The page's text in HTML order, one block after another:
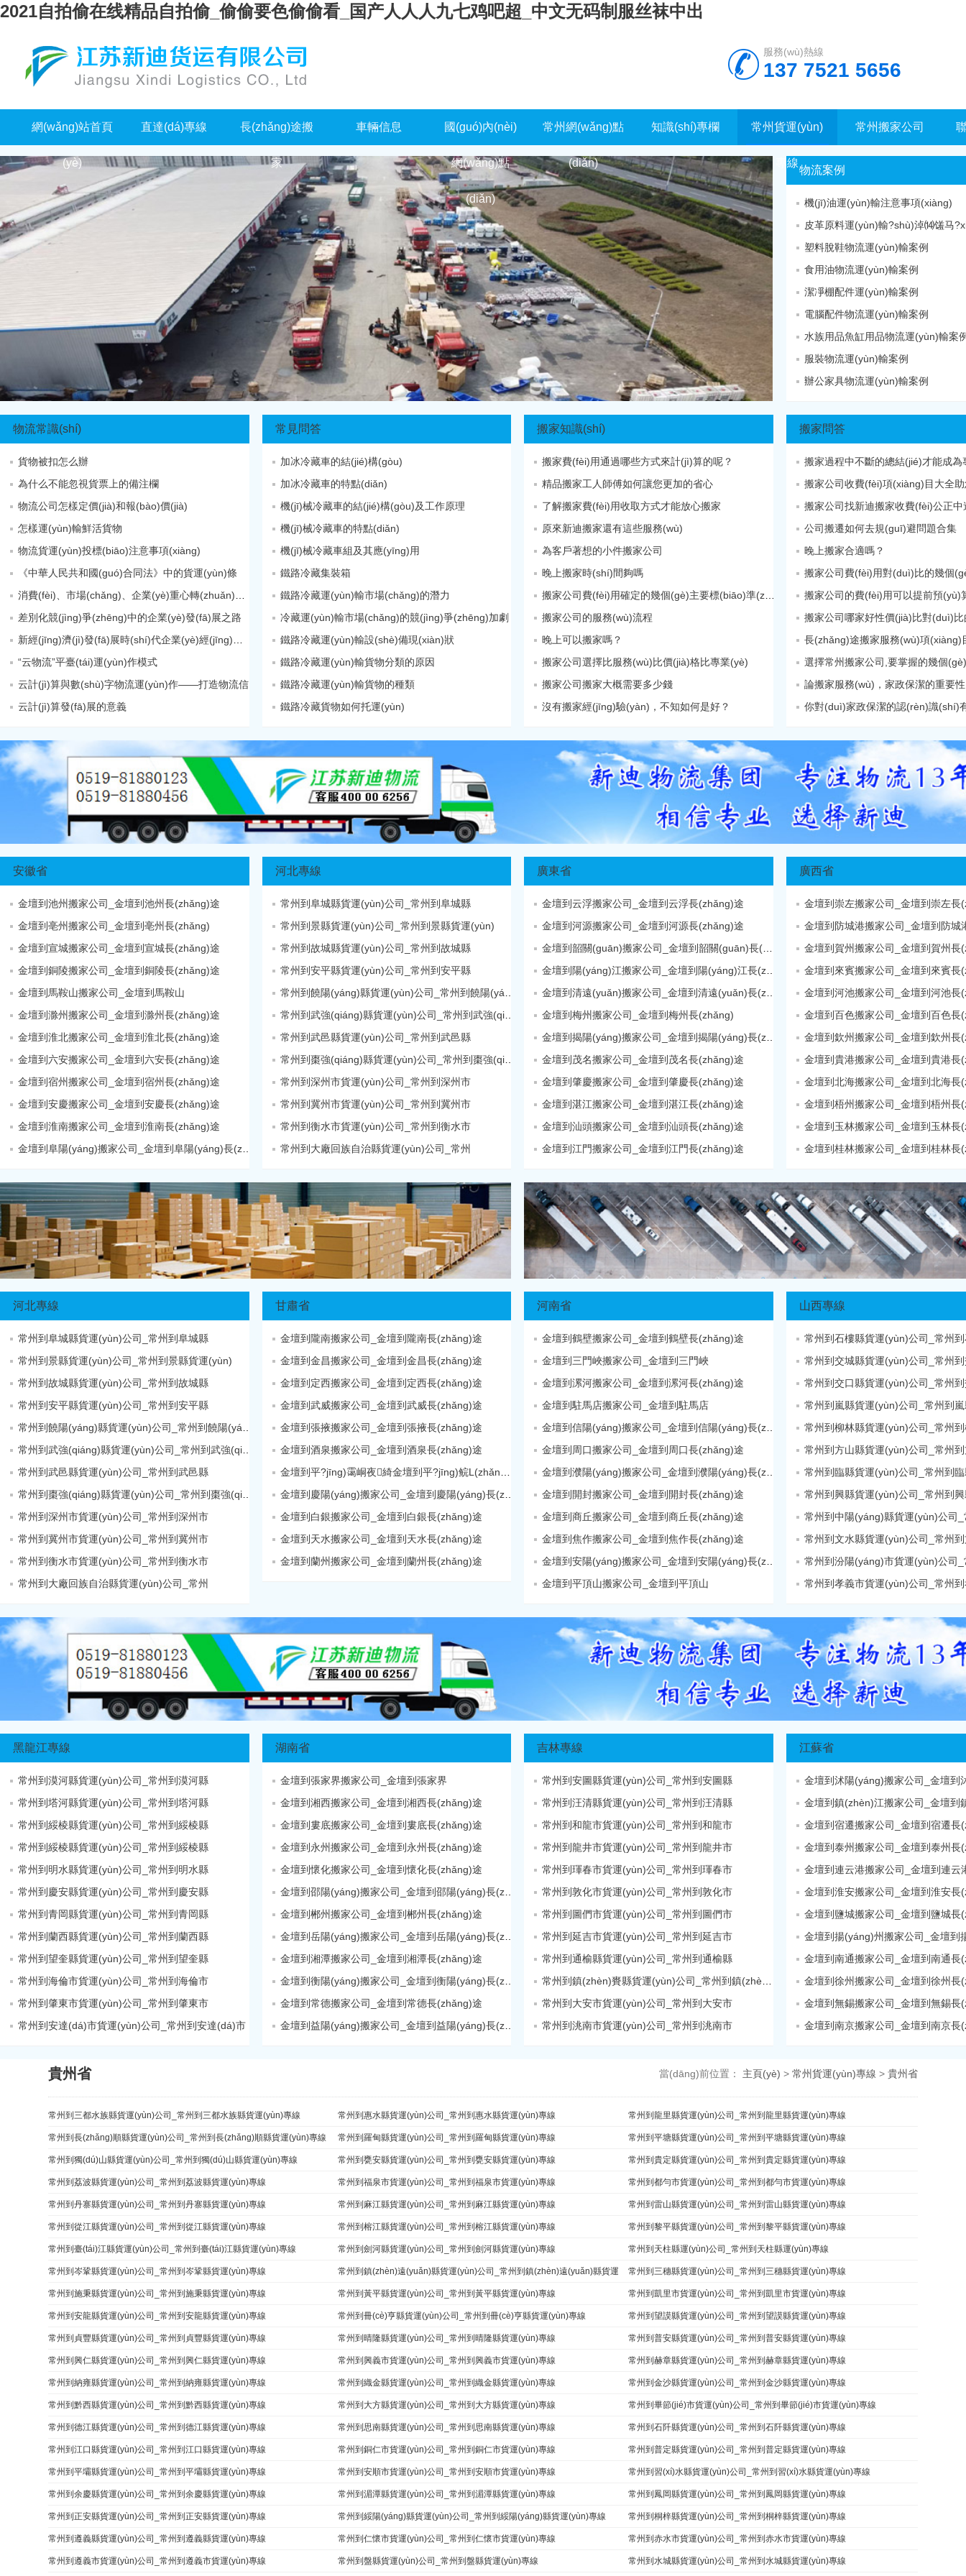
2021自拍偷在线精品自拍偷_偷偷要色偷偷看_国产人人人九七鸡吧超_中文无码制服丝袜中出
服務(wù)熱線
137 7521 5656
網(wǎng)站首頁
(yè)
直達(dá)專線 長(zhǎng)途搬
家
車輛信息 國(guó)內(nèi)
網(wǎng)點
(diǎn)
常州網(wǎng)點
(diǎn)
知識(shí)專欄 常州貨運(yùn)
專線
常州搬家公司
物流案例
機(jī)油運(yùn)輸注意事項(xiàng)
皮革原料運(yùn)輸?shù)淖⒁馐马
塑料脫鞋物流運(yùn)輸案例
食用油物流運(yùn)輸案例
潔凈棚配件運(yùn)輸案例
電腦配件物流運(yùn)輸案例
水族用品魚缸用品物流運(yùn)輸案
服裝物流運(yùn)輸案例
辦公家具物流運(yùn)輸案例
物流常識(shí)
貨物被扣怎么辦
為什么不能忽視貨票上的備注欄
物流公司怎樣定價(jià)和報(bào)價(jià)
怎樣運(yùn)輸鮮活貨物
物流貨運(yùn)投標(biāo)注意事項(xiàng)
《中華人民共和國(guó)合同法》中的貨運(yùn)條
差別化競(jìng)爭(zhēng)中的企業(yè)發(fā)展之路
“云物流”平臺(tái)運(yùn)作模式
云計(jì)算與數(shù)字物流運(yùn)作——打造物流信
云計(jì)算發(fā)展的意義
常見問答
加冰冷藏車的結(jié)構(gòu)
加冰冷藏車的特點(diǎn)
機(jī)械冷藏車的結(jié)構(gòu)及工作原理
機(jī)械冷藏車的特點(diǎn)
機(jī)械冷藏車組及其應(yīng)用
鐵路冷藏集裝箱
鐵路冷藏運(yùn)輸市場(chǎng)的潛力
冷藏運(yùn)輸市場(chǎng)的競(jìng)爭(zhēng)加劇
鐵路冷藏運(yùn)輸設(shè)備現(xiàn)狀
鐵路冷藏運(yùn)輸貨物分類的原因
鐵路冷藏運(yùn)輸貨物的種類
鐵路冷藏貨物如何托運(yùn)
搬家知識(shí)
搬家費(fèi)用通過哪些方式來計(jì)算的呢？
精品搬家工人師傅如何讓您更加的省心
了解搬家費(fèi)用收取方式才能放心搬家
原來新迪搬家還有這些服務(wù)
為客戶著想的小件搬家公司
晚上搬家時(shí)間夠嗎
搬家公司的服務(wù)流程
晚上可以搬家嗎？
搬家公司選擇比服務(wù)比價(jià)格比專業(yè)
搬家公司搬家大概需要多少錢
沒有搬家經(jīng)驗(yàn)，不知如何是好？
搬家問答
搬家過程中不斷的總結(jié)才能成為
搬家公司收費(fèi)項(xiàng)目大全
搬家公司找新迪搬家收費(fèi)公正中
公司搬遷如何去規(guī)避問題合集
晚上搬家合適嗎？
搬家公司費(fèi)用對(duì)比的幾個
搬家公司的費(fèi)用可以提前預(yù)
長(zhǎng)途搬家服務(wù)項(xiàng)
選擇常州搬家公司,要掌握的幾個
論搬家服務(wù)，家政保潔的重要性
你對(duì)家政保潔的認(rèn)識(shí)有多
安徽省
金壇到池州搬家公司_金壇到池州長(zhǎng)途
金壇到亳州搬家公司_金壇到亳州長(zhǎng)
金壇到宣城搬家公司_金壇到宣城長(zhǎng)途
金壇到銅陵搬家公司_金壇到銅陵長(zhǎng)途
金壇到馬鞍山搬家公司_金壇到馬鞍山
金壇到滁州搬家公司_金壇到滁州長(zhǎng)途
金壇到淮北搬家公司_金壇到淮北長(zhǎng)途
金壇到六安搬家公司_金壇到六安長(zhǎng)途
金壇到宿州搬家公司_金壇到宿州長(zhǎng)途
金壇到安慶搬家公司_金壇到安慶長(zhǎng)途
金壇到淮南搬家公司_金壇到淮南長(zhǎng)途
河北專線
常州到阜城縣貨運(yùn)公司_常州到阜城縣
常州到景縣貨運(yùn)公司_常州到景縣貨運(yùn)
常州到故城縣貨運(yùn)公司_常州到故城縣
常州到安平縣貨運(yùn)公司_常州到安平縣
常州到武強(qiáng)縣貨運(yùn)公司_常州到武強(qiáng)縣
常州到武邑縣貨運(yùn)公司_常州到武邑縣
常州到棗強(qiáng)縣貨運(yùn)公司_常州到棗強(qiáng)縣
常州到深州市貨運(yùn)公司_常州到深州市
常州到冀州市貨運(yùn)公司_常州到冀州市
常州到衡水市貨運(yùn)公司_常州到衡水市
常州到大廠回族自治縣貨運(yùn)公司_常州
廣東省
金壇到云浮搬家公司_金壇到云浮長(zhǎng)途
金壇到河源搬家公司_金壇到河源長(zhǎng)途
金壇到梅州搬家公司_金壇到梅州長(zhǎng)
金壇到茂名搬家公司_金壇到茂名長(zhǎng)途
金壇到肇慶搬家公司_金壇到肇慶長(zhǎng)途
金壇到湛江搬家公司_金壇到湛江長(zhǎng)途
金壇到汕頭搬家公司_金壇到汕頭長(zhǎng)途
金壇到江門搬家公司_金壇到江門長(zhǎng)途
廣西省
金壇到崇左搬家公司_金壇到崇左長
金壇到防城港搬家公司_金壇到防城
金壇到賀州搬家公司_金壇到賀州長
金壇到來賓搬家公司_金壇到來賓長
金壇到河池搬家公司_金壇到河池長
金壇到百色搬家公司_金壇到百色長
金壇到欽州搬家公司_金壇到欽州長
金壇到貴港搬家公司_金壇到貴港長
金壇到北海搬家公司_金壇到北海長
金壇到梧州搬家公司_金壇到梧州長
金壇到玉林搬家公司_金壇到玉林長
金壇到桂林搬家公司_金壇到桂林長
河北專線
常州到阜城縣貨運(yùn)公司_常州到阜城縣
常州到景縣貨運(yùn)公司_常州到景縣貨運(yùn)
常州到故城縣貨運(yùn)公司_常州到故城縣
常州到安平縣貨運(yùn)公司_常州到安平縣
常州到武邑縣貨運(yùn)公司_常州到武邑縣
常州到深州市貨運(yùn)公司_常州到深州市
常州到冀州市貨運(yùn)公司_常州到冀州市
常州到衡水市貨運(yùn)公司_常州到衡水市
常州到大廠回族自治縣貨運(yùn)公司_常州
甘肅省
金壇到隴南搬家公司_金壇到隴南長(zhǎng)途
金壇到金昌搬家公司_金壇到金昌長(zhǎng)途
金壇到定西搬家公司_金壇到定西長(zhǎng)途
金壇到武威搬家公司_金壇到武威長(zhǎng)途
金壇到張掖搬家公司_金壇到張掖長(zhǎng)途
金壇到酒泉搬家公司_金壇到酒泉長(zhǎng)途
金壇到慶陽(yáng)搬家公司_金壇到慶陽(yáng)長(zhǎng)途
金壇到白銀搬家公司_金壇到白銀長(zhǎng)途
金壇到天水搬家公司_金壇到天水長(zhǎng)途
金壇到蘭州搬家公司_金壇到蘭州長(zhǎng)途
河南省
金壇到鶴壁搬家公司_金壇到鶴壁長(zhǎng)途
金壇到三門峽搬家公司_金壇到三門峽
金壇到漯河搬家公司_金壇到漯河長(zhǎng)途
金壇到駐馬店搬家公司_金壇到駐馬店
金壇到周口搬家公司_金壇到周口長(zhǎng)途
金壇到開封搬家公司_金壇到開封長(zhǎng)途
金壇到商丘搬家公司_金壇到商丘長(zhǎng)途
金壇到焦作搬家公司_金壇到焦作長(zhǎng)途
金壇到平頂山搬家公司_金壇到平頂山
山西專線
常州到石樓縣貨運(yùn)公司_常州
常州到交城縣貨運(yùn)公司_常州
常州到交口縣貨運(yùn)公司_常州
常州到嵐縣貨運(yùn)公司_常州到
常州到柳林縣貨運(yùn)公司_常州
常州到方山縣貨運(yùn)公司_常州
常州到臨縣貨運(yùn)公司_常州到
常州到興縣貨運(yùn)公司_常州到
常州到文水縣貨運(yùn)公司_常州
常州到孝義市貨運(yùn)公司_常州
黑龍江專線
常州到漠河縣貨運(yùn)公司_常州到漠河縣
常州到塔河縣貨運(yùn)公司_常州到塔河縣
常州到綏棱縣貨運(yùn)公司_常州到綏棱縣
常州到綏棱縣貨運(yùn)公司_常州到綏棱縣
常州到明水縣貨運(yùn)公司_常州到明水縣
常州到慶安縣貨運(yùn)公司_常州到慶安縣
常州到青岡縣貨運(yùn)公司_常州到青岡縣
常州到蘭西縣貨運(yùn)公司_常州到蘭西縣
常州到望奎縣貨運(yùn)公司_常州到望奎縣
常州到海倫市貨運(yùn)公司_常州到海倫市
常州到肇東市貨運(yùn)公司_常州到肇東市
常州到安達(dá)市貨運(yùn)公司_常州到安達(dá)市
湖南省
金壇到張家界搬家公司_金壇到張家界
金壇到湘西搬家公司_金壇到湘西長(zhǎng)途
金壇到婁底搬家公司_金壇到婁底長(zhǎng)途
金壇到永州搬家公司_金壇到永州長(zhǎng)途
金壇到懷化搬家公司_金壇到懷化長(zhǎng)途
金壇到邵陽(yáng)搬家公司_金壇到邵陽(yáng)長(zhǎng)途
金壇到郴州搬家公司_金壇到郴州長(zhǎng)途
金壇到岳陽(yáng)搬家公司_金壇到岳陽(yáng)長(zhǎng)途
金壇到湘潭搬家公司_金壇到湘潭長(zhǎng)途
金壇到衡陽(yáng)搬家公司_金壇到衡陽(yáng)長(zhǎng)途
金壇到常德搬家公司_金壇到常德長(zhǎng)途
金壇到益陽(yáng)搬家公司_金壇到益陽(yáng)長(zhǎng)途
吉林專線
常州到安圖縣貨運(yùn)公司_常州到安圖縣
常州到汪清縣貨運(yùn)公司_常州到汪清縣
常州到和龍市貨運(yùn)公司_常州到和龍市
常州到龍井市貨運(yùn)公司_常州到龍井市
常州到琿春市貨運(yùn)公司_常州到琿春市
常州到敦化市貨運(yùn)公司_常州到敦化市
常州到圖們市貨運(yùn)公司_常州到圖們市
常州到延吉市貨運(yùn)公司_常州到延吉市
常州到通榆縣貨運(yùn)公司_常州到通榆縣
常州到大安市貨運(yùn)公司_常州到大安市
常州到洮南市貨運(yùn)公司_常州到洮南市
江蘇省
金壇到宿遷搬家公司_金壇到宿遷長
金壇到泰州搬家公司_金壇到泰州長
金壇到連云港搬家公司_金壇到連云
金壇到淮安搬家公司_金壇到淮安長
金壇到鹽城搬家公司_金壇到鹽城長
金壇到南通搬家公司_金壇到南通長
金壇到徐州搬家公司_金壇到徐州長
金壇到無錫搬家公司_金壇到無錫長
金壇到南京搬家公司_金壇到南京長
貴州省 當(dāng)前位置： 主頁(yè) > 常州貨運(yùn)專線 > 貴州省
常州到三都水族縣貨運(yùn)公司_常州到三都水族縣貨運(yùn)專線 常州到惠水縣貨運(yùn)公司_常州到惠水縣貨運(yùn)專線 常州到龍里縣貨運(yùn)公司_常州到龍里縣貨運(yùn)專線
常州到長(zhǎng)順縣貨運(yùn)公司_常州到長(zhǎng)順縣貨運(yùn)專線 常州到羅甸縣貨運(yùn)公司_常州到羅甸縣貨運(yùn)專線 常州到平塘縣貨運(yùn)公司_常州到平塘縣貨運(yùn)專線
常州到獨(dú)山縣貨運(yùn)公司_常州到獨(dú)山縣貨運(yùn)專線 常州到甕安縣貨運(yùn)公司_常州到甕安縣貨運(yùn)專線 常州到貴定縣貨運(yùn)公司_常州到貴定縣貨運(yùn)專線
常州到荔波縣貨運(yùn)公司_常州到荔波縣貨運(yùn)專線 常州到福泉市貨運(yùn)公司_常州到福泉市貨運(yùn)專線 常州到都勻市貨運(yùn)公司_常州到都勻市貨運(yùn)專線
常州到丹寨縣貨運(yùn)公司_常州到丹寨縣貨運(yùn)專線 常州到麻江縣貨運(yùn)公司_常州到麻江縣貨運(yùn)專線 常州到雷山縣貨運(yùn)公司_常州到雷山縣貨運(yùn)專線
常州到從江縣貨運(yùn)公司_常州到從江縣貨運(yùn)專線 常州到榕江縣貨運(yùn)公司_常州到榕江縣貨運(yùn)專線 常州到黎平縣貨運(yùn)公司_常州到黎平縣貨運(yùn)專線
常州到臺(tái)江縣貨運(yùn)公司_常州到臺(tái)江縣貨運(yùn)專線 常州到劍河縣貨運(yùn)公司_常州到劍河縣貨運(yùn)專線 常州到天柱縣運(yùn)公司_常州到天柱縣運(yùn)專線
常州到岑鞏縣貨運(yùn)公司_常州到岑鞏縣貨運(yùn)專線 常州到鎮(zhèn)遠(yuǎn)縣貨運(yùn)公司_常州到鎮(zhèn)遠(yuǎn)縣貨運
(yùn)專線
常州到三穗縣貨運(yùn)公司_常州到三穗縣貨運(yùn)專線
常州到施秉縣貨運(yùn)公司_常州到施秉縣貨運(yùn)專線 常州到黃平縣貨運(yùn)公司_常州到黃平縣貨運(yùn)專線 常州到凱里市貨運(yùn)公司_常州到凱里市貨運(yùn)專線
常州到安龍縣貨運(yùn)公司_常州到安龍縣貨運(yùn)專線 常州到冊(cè)亨縣貨運(yùn)公司_常州到冊(cè)亨縣貨運(yùn)專線 常州到望謨縣貨運(yùn)公司_常州到望謨縣貨運(yùn)專線
常州到貞豐縣貨運(yùn)公司_常州到貞豐縣貨運(yùn)專線 常州到晴隆縣貨運(yùn)公司_常州到晴隆縣貨運(yùn)專線 常州到普安縣貨運(yùn)公司_常州到普安縣貨運(yùn)專線
常州到興仁縣貨運(yùn)公司_常州到興仁縣貨運(yùn)專線 常州到興義市貨運(yùn)公司_常州到興義市貨運(yùn)專線 常州到赫章縣貨運(yùn)公司_常州到赫章縣貨運(yùn)專線
常州到納雍縣貨運(yùn)公司_常州到納雍縣貨運(yùn)專線 常州到織金縣貨運(yùn)公司_常州到織金縣貨運(yùn)專線 常州到金沙縣貨運(yùn)公司_常州到金沙縣貨運(yùn)專線
常州到黔西縣貨運(yùn)公司_常州到黔西縣貨運(yùn)專線 常州到大方縣貨運(yùn)公司_常州到大方縣貨運(yùn)專線 常州到畢節(jié)市貨運(yùn)公司_常州到畢節(jié)市貨運(yùn)專線
常州到德江縣貨運(yùn)公司_常州到德江縣貨運(yùn)專線 常州到思南縣貨運(yùn)公司_常州到思南縣貨運(yùn)專線 常州到石阡縣貨運(yùn)公司_常州到石阡縣貨運(yùn)專線
常州到江口縣貨運(yùn)公司_常州到江口縣貨運(yùn)專線 常州到銅仁市貨運(yùn)公司_常州到銅仁市貨運(yùn)專線 常州到普定縣貨運(yùn)公司_常州到普定縣貨運(yùn)專線
常州到平壩縣貨運(yùn)公司_常州到平壩縣貨運(yùn)專線 常州到安順市貨運(yùn)公司_常州到安順市貨運(yùn)專線 常州到習(xí)水縣貨運(yùn)公司_常州到習(xí)水縣貨運(yùn)專線
常州到余慶縣貨運(yùn)公司_常州到余慶縣貨運(yùn)專線 常州到湄潭縣貨運(yùn)公司_常州到湄潭縣貨運(yùn)專線 常州到鳳岡縣貨運(yùn)公司_常州到鳳岡縣貨運(yùn)專線
常州到正安縣貨運(yùn)公司_常州到正安縣貨運(yùn)專線 常州到綏陽(yáng)縣貨運(yùn)公司_常州到綏陽(yáng)縣貨運(yùn)專線 常州到桐梓縣貨運(yùn)公司_常州到桐梓縣貨運(yùn)專線
常州到遵義縣貨運(yùn)公司_常州到遵義縣貨運(yùn)專線 常州到仁懷市貨運(yùn)公司_常州到仁懷市貨運(yùn)專線 常州到赤水市貨運(yùn)公司_常州到赤水市貨運(yùn)專線
常州到遵義市貨運(yùn)公司_常州到遵義市貨運(yùn)專線 常州到盤縣貨運(yùn)公司_常州到盤縣貨運(yùn)專線 常州到水城縣貨運(yùn)公司_常州到水城縣貨運(yùn)專線